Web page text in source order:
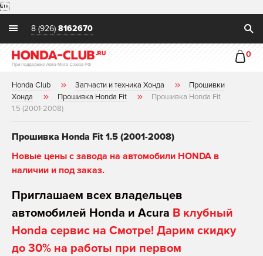

8 (926) 8162670
0
Honda Club Запчасти и техника Хонда
Прошивки
Хонда
Прошивка Honda Fit
Прошивка Honda Fit
1.5 (2001-2008)
Прошивка Honda Fit 1.5 (2001-2008)
Новые цены с завода на автомобили HONDA в
наличии и под заказ.
Приглашаем всех владельцев
автомобилей Honda и Acura В клубный
Honda сервис на Смотре! Дарим скидку
до 30% на работы при первом